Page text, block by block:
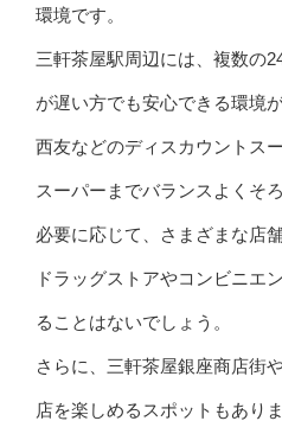
環境です。
三軒茶屋駅周辺には、複数の
が遅い方でも安心できる環境
西友などのディスカウントス
スーパーまでバランスよくそ
必要に応じて、さまざまな店
ドラッグストアやコンビニエ
ることはないでしょう。
さらに、三軒茶屋銀座商店街
店を楽しめるスポットもありま